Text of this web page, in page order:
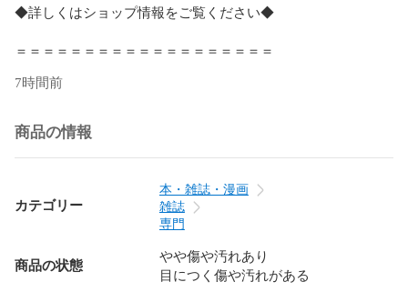
◆詳しくはショップ情報をご覧ください◆
＝＝＝＝＝＝＝＝＝＝＝＝＝＝＝＝＝＝＝
7時間前
商品の情報
カテゴリー
本・雑誌・漫画
雑誌
専門
商品の状態
やや傷や汚れあり
目につく傷や汚れがある